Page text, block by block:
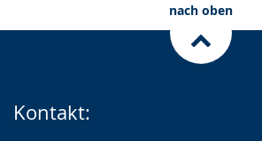
nach oben
Kontakt: